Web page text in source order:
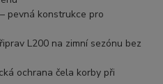
– pevná konstrukce pro
L200 na zimní sezónu bez
ochrana čela korby při